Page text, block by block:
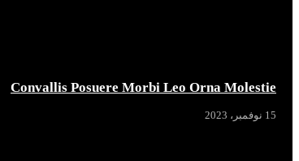
Convallis Posuere Morbi Leo Orna Molestie
15 نوفمبر، 2023